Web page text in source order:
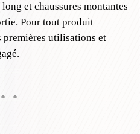
et chaussures montantes
Pour tout produit
premières utilisations et
*